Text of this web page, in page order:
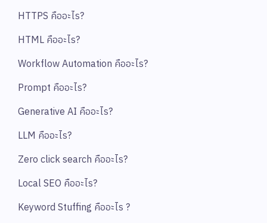
HTTPS คืออะไร?
HTML คืออะไร?
Workflow Automation คืออะไร?
Prompt คืออะไร?
Generative AI คืออะไร?
LLM คืออะไร?
Zero click search คืออะไร?
Local SEO คืออะไร?
Keyword Stuffing คืออะไร ?